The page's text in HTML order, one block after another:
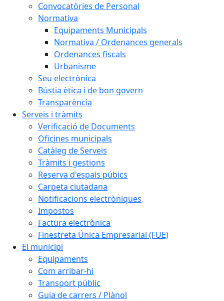
Convocatòries de Personal
Normativa
Equipaments Municipals
Normativa / Ordenances generals
Ordenances fiscals
Urbanisme
Seu electrònica
Bústia ètica i de bon govern
Transparència
Serveis i tràmits
Verificació de Documents
Oficines municipals
Catàleg de Serveis
Tràmits i gestions
Reserva d'espais púbics
Carpeta ciutadana
Notificacions electròniques
Impostos
Factura electrònica
Finestreta Única Empresarial (FUE)
El municipi
Equipaments
Com arribar-hi
Transport públic
Guia de carrers / Plànol